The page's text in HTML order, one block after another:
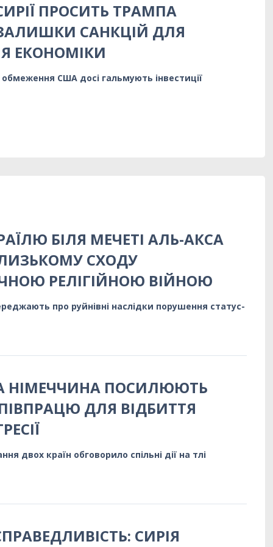
ПРОСИТЬ ТРАМПА
САНКЦІЙ ДЛЯ
ЕКОНОМІКИ
США досі гальмують інвестиції
БІЛЯ МЕЧЕТІ АЛЬ-АКСА
СХОДУ
РЕЛІГІЙНОЮ ВІЙНОЮ
про руйнівні наслідки порушення статус-
НІМЕЧЧИНА ПОСИЛЮЮТЬ
ДЛЯ ВІДБИТТЯ
двох країн обговорило спільні дії на тлі
СИРІЯ